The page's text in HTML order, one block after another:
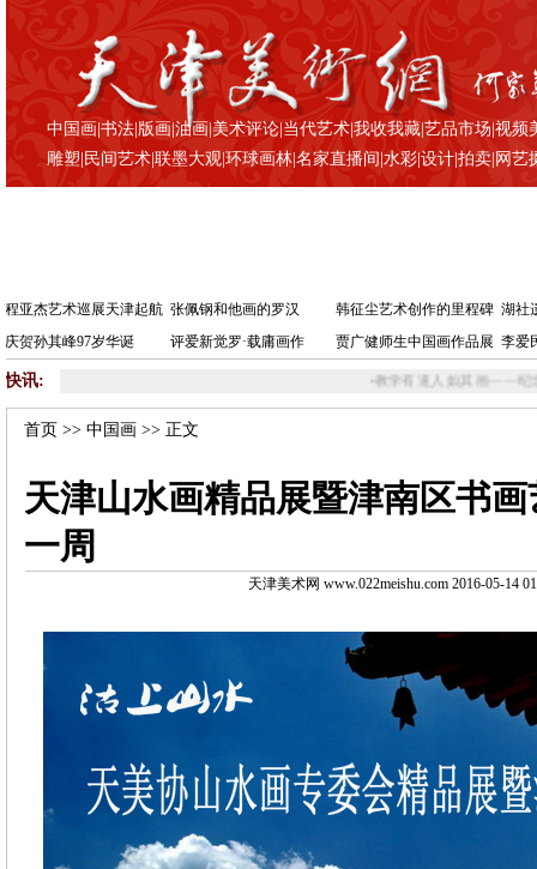
中国画 |书法 版画 |油画 |美术评论 当代艺术 |我收我藏 |艺品市场 |视频
雕塑 民间艺术 |联墨大观 |环球画林 |名家直播间 |水彩 |设计 |拍卖 网艺
程亚杰艺术巡展天津起航 张佩钢和他画的罗汉 韩征尘艺术创作的里程碑 湖社
庆贺孙其峰97岁华诞
评爱新觉罗·载庸画作 贾广健师生中国画作品展 李爱
快讯: 教学有道人如其画——纪念萧朗先生逝世六周年 •
首页 >>中国画 >> 正文
天津山水画精品展暨津南区书
一周
天津美术网 www.022meishu.com 2016-05-14